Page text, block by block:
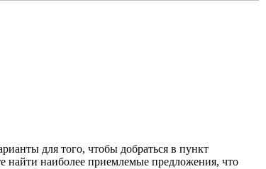
для того, чтобы добраться в пункт
найти наиболее приемлемые предложения, что